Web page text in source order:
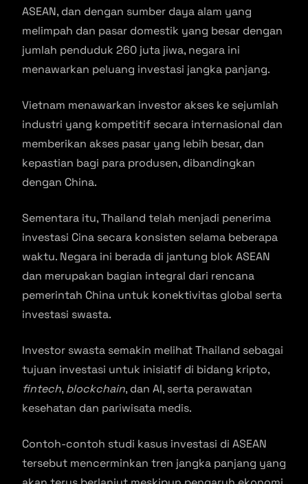
ASEAN, dan dengan sumber daya alam yang
melimpah dan pasar domestik yang besar dengan
jumlah penduduk 260 juta jiwa, negara ini
menawarkan peluang investasi jangka panjang.
Vietnam menawarkan investor akses ke sejumlah
industri yang kompetitif secara internasional dan
memberikan akses pasar yang lebih besar, dan
kepastian bagi para produsen, dibandingkan
dengan China.
Sementara itu, Thailand telah menjadi penerima
investasi Cina secara konsisten selama beberapa
waktu. Negara ini berada di jantung blok ASEAN
dan merupakan bagian integral dari rencana
pemerintah China untuk konektivitas global serta
investasi swasta.
Investor swasta semakin melihat Thailand sebagai
tujuan investasi untuk inisiatif di bidang kripto,
fintech, blockchain, dan AI, serta perawatan
kesehatan dan pariwisata medis.
Contoh-contoh studi kasus investasi di ASEAN
tersebut mencerminkan tren jangka panjang yang